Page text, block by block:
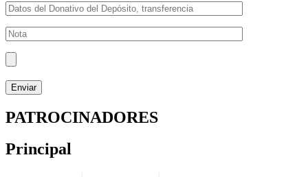
PATROCINADORES
Principal